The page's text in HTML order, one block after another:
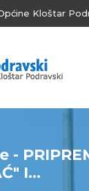
Kloštar
-
I...